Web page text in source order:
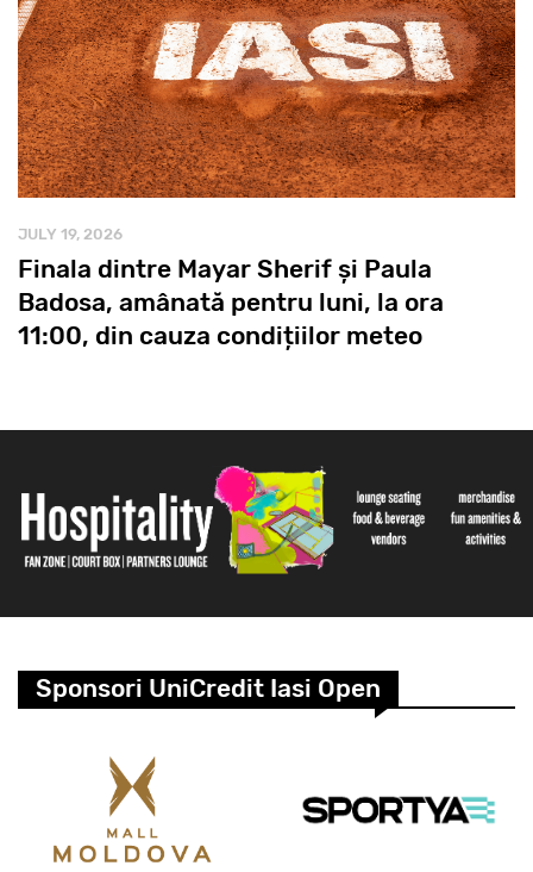
JULY 19, 2026
Finala dintre Mayar Sherif și Paula
Badosa, amânată pentru luni, la ora
11:00, din cauza condițiilor meteo
Sponsori UniCredit Iasi Open